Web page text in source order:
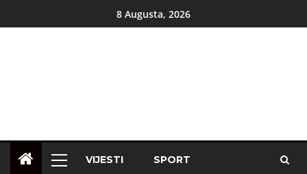
8 Augusta, 2026
VIJESTI SPORT